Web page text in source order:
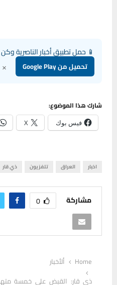
📱 حمل تطبيق أخبار الناصرية
تحميل من Google Play ×
شارك هذا الموضوع:
فيس بوك X
اخبار العراق تلفزيون ذي قار
مشاركة 0
Home
ألأخبار
ذي قار: القبض على خمسة